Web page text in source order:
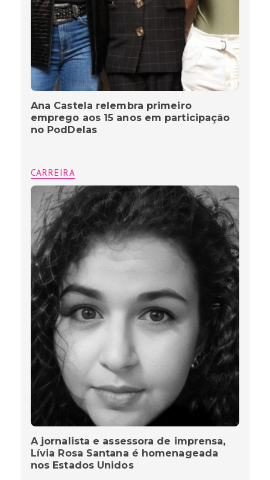
Ana Castela relembra primeiro
emprego aos 15 anos em participação
no PodDelas
CARREIRA
A jornalista e assessora de imprensa,
Lívia Rosa Santana é homenageada
nos Estados Unidos